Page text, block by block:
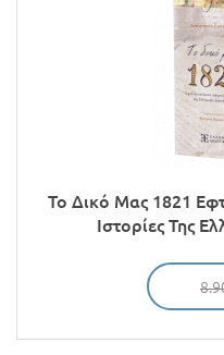
Το Δικό Μας 1821
Ιστορίες Της